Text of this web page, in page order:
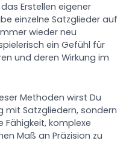
Erstellen eigener
einzelne Satzglieder auf
wieder neu
ein Gefühl für
und deren Wirkung im
Methoden wirst Du
mit Satzgliedern, sondern
Fähigkeit, komplexe
Maß an Präzision zu